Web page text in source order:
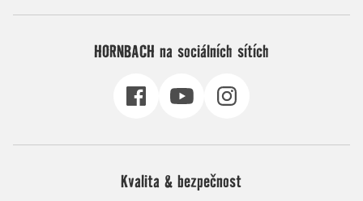
HORNBACH na sociálních sítích
Kvalita & bezpečnost